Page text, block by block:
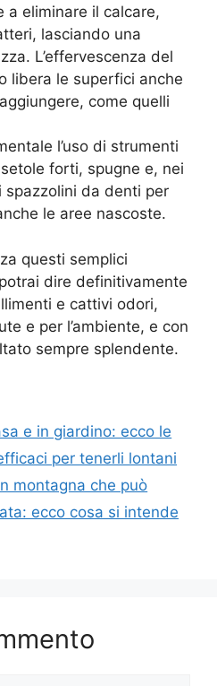
a eliminare il calcare,
lasciando una
L’effervescenza del
libera le superfici anche
come quelli
l’uso di strumenti
forti, spugne e, nei
spazzolini da denti per
le aree nascoste.
questi semplici
dire definitivamente
e cattivi odori,
e per l’ambiente, e con
sempre splendente.
e in giardino: ecco le
per tenerli lontani
montagna che può
ecco cosa si intende